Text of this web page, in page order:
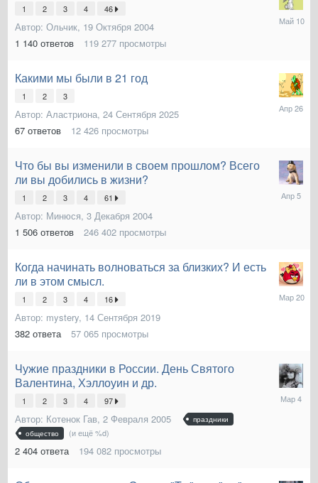
1 2 3 4 46
Автор: Ольчик, 19 Октября 2004
1 140 ответов 119 277 просмотры
10
Какими мы были в 21 год
1 2 3
Автор: Аластриона, 24 Сентября 2025
67 ответов 12 426 просмотры
26
Апреля
Что бы вы изменили в своем прошлом? Всего
ли вы добились в жизни?
1 2 3 4 61
Автор: Минюся, 3 Декабря 2004
1 506 ответов 246 402 просмотры
5
Апреля
Когда начинать волноваться за близких? И есть
ли в этом смысл.
1 2 3 4 16
Автор: mystery, 14 Сентября 2019
382 ответа 57 065 просмотры
20
Марта
Чужие праздники в России. День Святого
Валентина, Хэллоуин и др.
1 2 3 4 97
Автор: Котенок Гав, 2 Февраля 2005
праздники
общество
(и ещё %d)
2 404 ответа 194 082 просмотры
4
Марта